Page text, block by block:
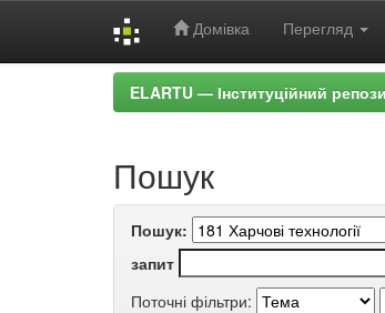
Домівка Перегляд
ELARTU — Інституційний
Пошук
Пошук:
запит
Поточні фільтри: